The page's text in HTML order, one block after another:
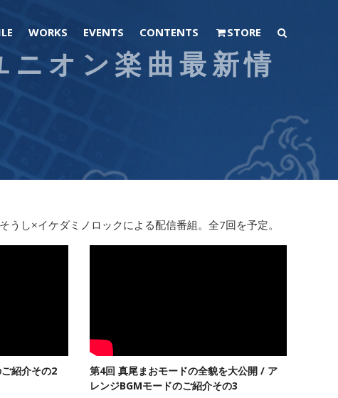
WORKS EVENTS CONTENTS STORE
オン楽曲最新情
し×イケダミノロックによる配信番組。全7回を予定。
紹介その2
第4回 真尾まおモードの全貌を大公開 / ア
レンジBGMモードのご紹介その3